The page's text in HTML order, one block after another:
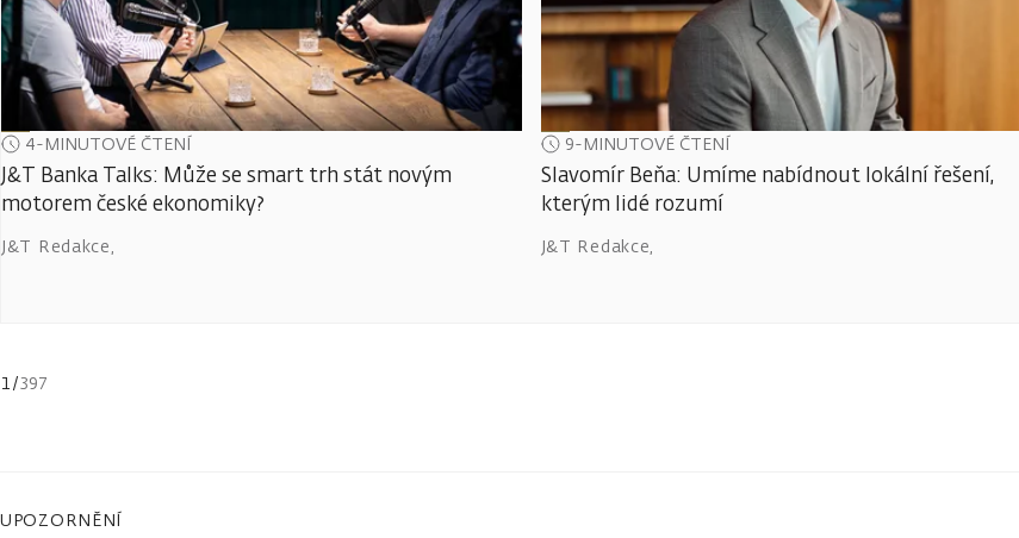
4-MINUTOVÉ ČTENÍ
J&T Banka Talks: Může se smart trh stát novým
motorem české ekonomiky?
J&T Redakce,
9-MINUTOVÉ ČTENÍ
Slavomír Beňa: Umíme nabídnout lokální řešení,
kterým lidé rozumí
J&T Redakce,
1/397
UPOZORNĚNÍ